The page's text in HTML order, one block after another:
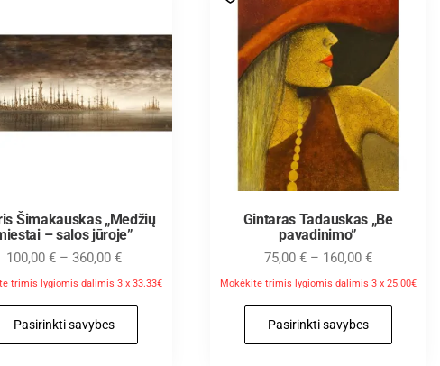
Šimakauskas „Medžių
– salos jūroje”
100,00 € – 360,00 €
trimis lygiomis dalimis 3 x 33.33€
Pasirinkti savybes
Gintaras Tadauskas „Be
pavadinimo”
75,00 € – 160,00 €
Mokėkite trimis lygiomis dalimis 3 x 25.00€
Pasirinkti savybes